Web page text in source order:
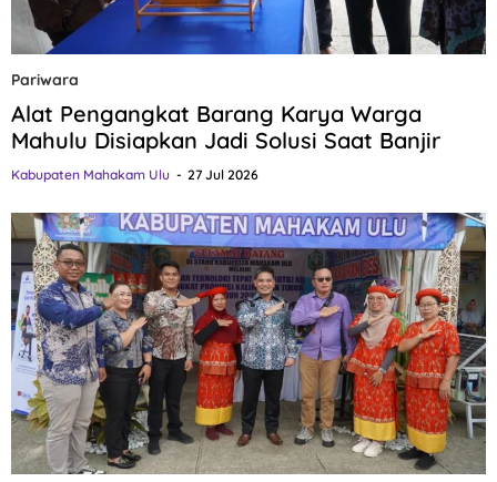
Pariwara
Alat Pengangkat Barang Karya Warga
Mahulu Disiapkan Jadi Solusi Saat Banjir
Kabupaten Mahakam Ulu 27 Jul 2026